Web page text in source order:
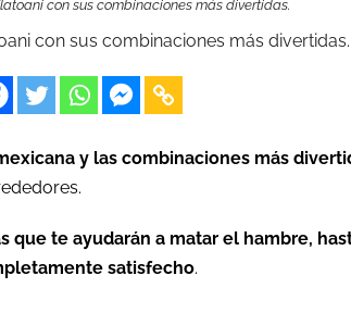
con sus combinaciones más divertidas.
con sus combinaciones más divertidas.
y las combinaciones más
que te ayudarán a matar el hambre,
satisfecho.